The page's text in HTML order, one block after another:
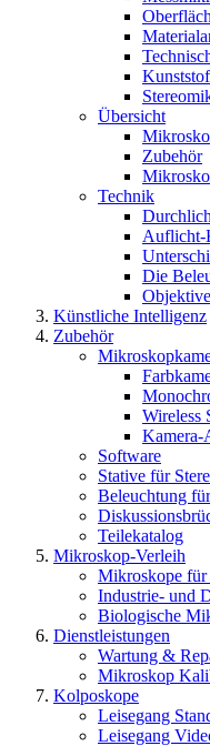
Übersicht
Zubehör
Technik
Auflicht-
Die
Künstliche Intelligenz
Zubehör
Wireless
Kamera-
Software
Stative für
Beleuchtung
Teilekatalog
Mikroskop-Verleih
Mikroskope für
Industrie- und
Biologische
Dienstleistungen
Wartung &
Mikroskop
Kolposkope
Leisegang
Leisegang